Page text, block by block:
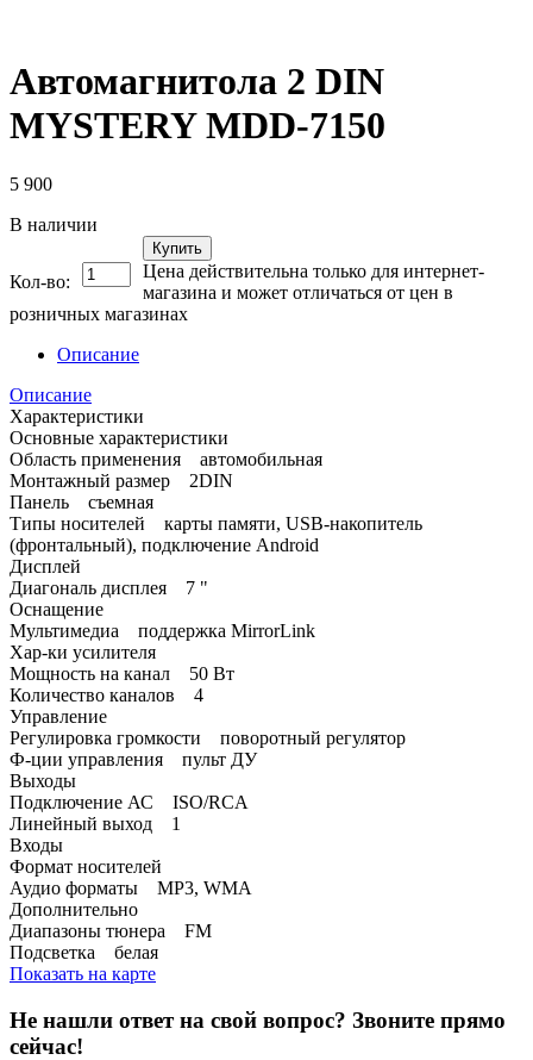
Автомагнитола 2 DIN
MYSTERY MDD-7150
5 900
В наличии
Кол-во:
Купить
Цена действительна только для интернет-
магазина и может отличаться от цен в
розничных магазинах
Описание
Описание
Характеристики
Основные характеристики
Область применения автомобильная
Монтажный размер 2DIN
Панель съемная
Типы носителей карты памяти, USB-накопитель
(фронтальный), подключение Android
Дисплей
Диагональ дисплея 7 "
Оснащение
Мультимедиа поддержка MirrorLink
Хар-ки усилителя
Мощность на канал 50 Вт
Количество каналов 4
Управление
Регулировка громкости поворотный регулятор
Ф-ции управления пульт ДУ
Выходы
Подключение АС ISO/RCA
Линейный выход 1
Входы
Формат носителей
Аудио форматы MP3, WMA
Дополнительно
Диапазоны тюнера FM
Подсветка белая
Показать на карте
Не нашли ответ на свой вопрос? Звоните прямо
сейчас!